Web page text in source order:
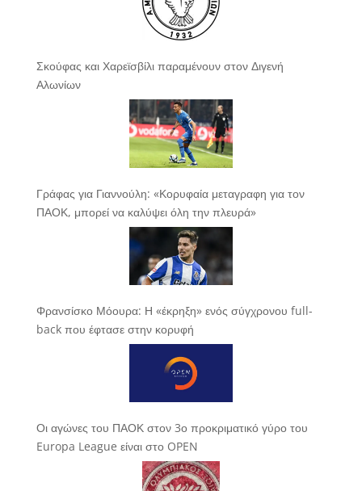
Σκούφας και Χαρεϊσβίλι παραμένουν στον Διγενή
Αλωνίων
Γράφας για Γιαννούλη: «Κορυφαία μεταγραφη για τον
ΠΑΟΚ, μπορεί να καλύψει όλη την πλευρά»
Φρανσίσκο Μόουρα: Η «έκρηξη» ενός σύγχρονου full-
back που έφτασε στην κορυφή
Οι αγώνες του ΠΑΟΚ στον 3ο προκριματικό γύρο του
Europa League είναι στο OPEN